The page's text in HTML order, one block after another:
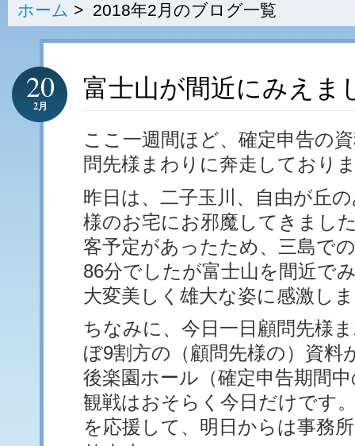
ホーム > 2018年2月のブログ一覧
富士山が間近にみえま
20
2月
ここ一週間ほど、確定申告の
問先様まわりに奔走しており
昨日は、二子玉川、自由が丘
様のお宅にお邪魔してきまし
客予定があったため、三島で
86分でしたが富士山を間近で
大変美しく雄大な姿に感激し
ちなみに、今日一日顧問先様
ぼ9割方の（顧問先様の）資料
後楽園ホール（確定申告期間
観戦はおそらく今日だけです
を応援して、明日からは事務